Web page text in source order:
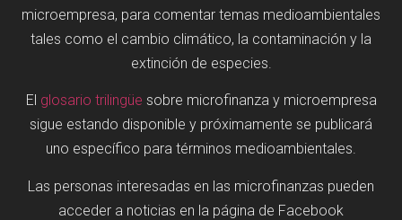
microempresa, para comentar temas medioambientales
tales como el cambio climático, la contaminación y la
extinción de especies.
El glosario trilingüe sobre microfinanza y microempresa
sigue estando disponible y próximamente se publicará
uno específico para términos medioambientales.
Las personas interesadas en las microfinanzas pueden
acceder a noticias en la página de Facebook